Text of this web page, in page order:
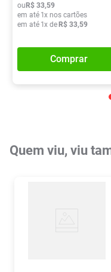
ou R$ 33,59
em até 1x nos cartões
em até 1x de R$ 33,59
Comprar
Quem viu, viu